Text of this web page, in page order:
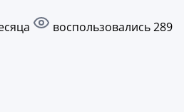
воспользовались 289